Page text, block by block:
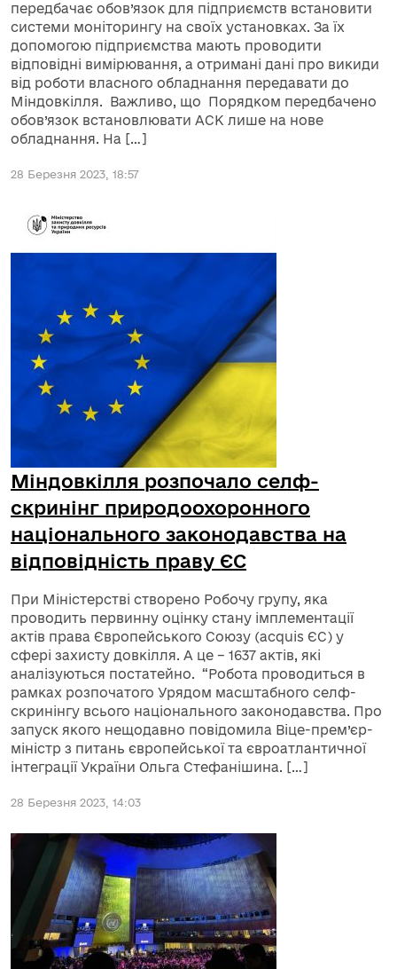
передбачає обов’язок для підприємств встановити
системи моніторингу на своїх установках. За їх
допомогою підприємства мають проводити
відповідні вимірювання, а отримані дані про викиди
від роботи власного обладнання передавати до
Міндовкілля. Важливо, що Порядком передбачено
обов’язок встановлювати АСК лише на нове
обладнання. На […]
28 Березня 2023, 18:57
Міндовкілля розпочало селф-
скринінг природоохоронного
національного законодавства на
відповідність праву ЄС
При Міністерстві створено Робочу групу, яка
проводить первинну оцінку стану імплементації
актів права Європейського Союзу (acquis ЄС) у
сфері захисту довкілля. А це – 1637 актів, які
аналізуються постатейно. “Робота проводиться в
рамках розпочатого Урядом масштабного селф-
скринінгу всього національного законодавства. Про
запуск якого нещодавно повідомила Віце-прем’єр-
міністр з питань європейської та євроатлантичної
інтеграції України Ольга Стефанішина. […]
28 Березня 2023, 14:03